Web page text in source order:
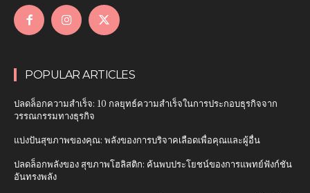
POPULAR ARTICLES
ปลดล็อกความสำเร็จ: 10 กลยุทธ์ความสำเร็จในการประกอบธุรกิจจาก
วรรณกรรมทางธุรกิจ
แบ่งปันสุขภาพของคุณ: พลังของการบริจาคเลือดเพื่อคุณและผู้อื่น
ปลดล็อกพลังของ สุขภาพโฮลิสติก: ค้นพบประโยชน์ของการแพทย์ฟังก์ชัน
อันทรงพลัง